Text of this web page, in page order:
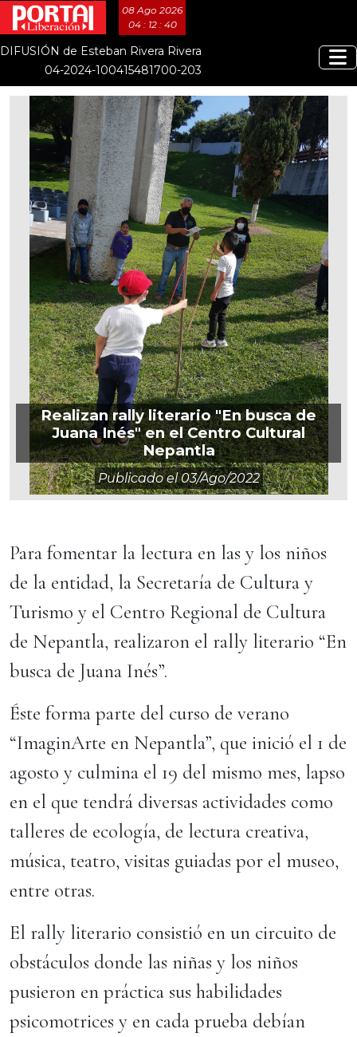
08 Ago 2026
04 : 12 : 40
DIFUSIÓN de Esteban Rivera Rivera
04-2024-100415481700-203
Realizan rally literario "En busca de
Juana Inés" en el Centro Cultural
Nepantla
Publicado el03/ago/2022
Para fomentar la lectura en las y los niños
de la entidad, la Secretaría de Cultura y
Turismo y el Centro Regional de Cultura
de Nepantla, realizaron el rally literario “En
busca de Juana Inés”.
Éste forma parte del curso de verano
“ImaginArte en Nepantla”, que inició el 1 de
agosto y culmina el 19 del mismo mes, lapso
en el que tendrá diversas actividades como
talleres de ecología, de lectura creativa,
música, teatro, visitas guiadas por el museo,
entre otras.
El rally literario consistió en un circuito de
obstáculos donde las niñas y los niños
pusieron en práctica sus habilidades
psicomotrices y en cada prueba debían